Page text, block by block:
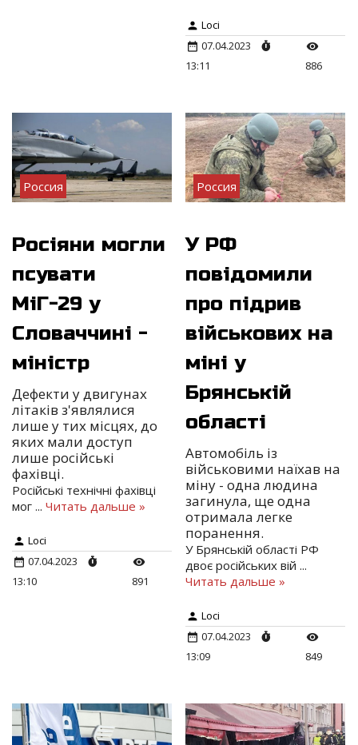
Loci
07.04.2023
13:11
886
Россия
Росіяни могли
псувати
МіГ-29 у
Словаччині -
міністр
Дефекти у двигунах
літаків з'являлися
лише у тих місцях, до
яких мали доступ
лише російські
фахівці.
Російські технічні фахівці
мог ... Читать дальше »
Loci
07.04.2023
13:10
891
Россия
У РФ
повідомили
про підрив
військових на
міні у
Брянській
області
Автомобіль із
військовими наїхав на
міну - одна людина
загинула, ще одна
отримала легке
поранення.
У Брянській області РФ
двоє російських вій...
Читать дальше »
Loci
07.04.2023
13:09
849